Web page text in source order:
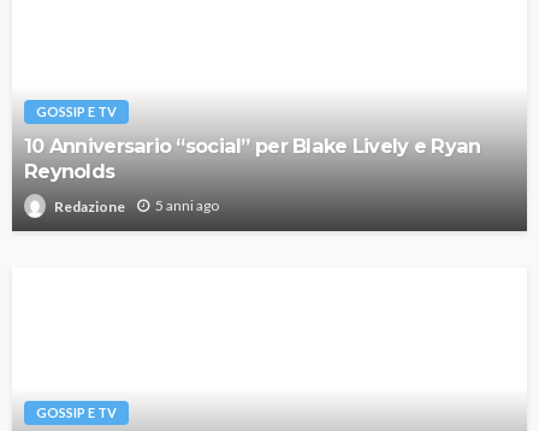
GOSSIP E TV
10 Anniversario “social” per Blake Lively e Ryan
Reynolds
Redazione 5 anni ago
GOSSIP E TV